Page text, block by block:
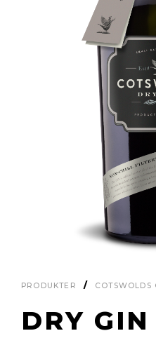
PRODUKTER COTSWOLDS
DRY GIN